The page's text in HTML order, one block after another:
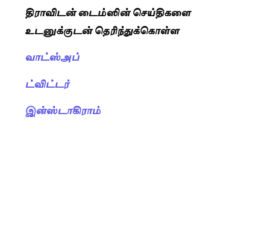
திராவிடன் டைம்ஸின் செய்திகளை
உடனுக்குடன் தெரிந்துக்கொள்ள
வாட்ஸ்அப்
ட்விட்டர்
இன்ஸ்டாகிராம்